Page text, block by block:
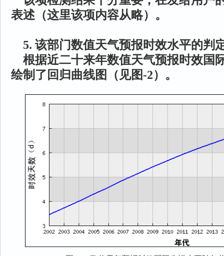
表述（这里该项内容从略）。
5. 该部门数值天气预报时效水平的判
根据近二十来年数值天气预报时效国
绘制了回归曲线图（见图-2）。